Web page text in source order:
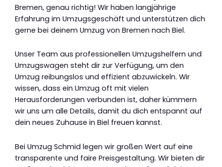
Bremen, genau richtig! Wir haben langjährige
Erfahrung im Umzugsgeschäft und unterstützen dich
gerne bei deinem Umzug von Bremen nach Biel.
Unser Team aus professionellen Umzugshelfern und
Umzugswagen steht dir zur Verfügung, um den
Umzug reibungslos und effizient abzuwickeln. Wir
wissen, dass ein Umzug oft mit vielen
Herausforderungen verbunden ist, daher kümmern
wir uns um alle Details, damit du dich entspannt auf
dein neues Zuhause in Biel freuen kannst.
Bei Umzug Schmid legen wir großen Wert auf eine
transparente und faire Preisgestaltung. Wir bieten dir